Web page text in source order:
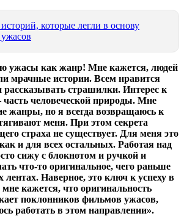
которые легли в основу
ужасы как жанр! Мне кажется, людей
мрачные истории. Всем нравится
рассказывать страшилки. Интерес к
часть человеческой природы. Мне
жанры, но я всегда возвращаюсь к
меня. При этом секрета
страха не существует. Для меня это
и для всех остальных. Работая над
сижу с блокнотом и ручкой и
что-то оригинальное, чего раньше
лентах. Наверное, это ключ к успеху в
кажется, что оригинальность
поклонников фильмов ужасов,
работать в этом направлении».